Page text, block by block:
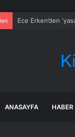
Ece Erken’den
ANASAYFA HABER